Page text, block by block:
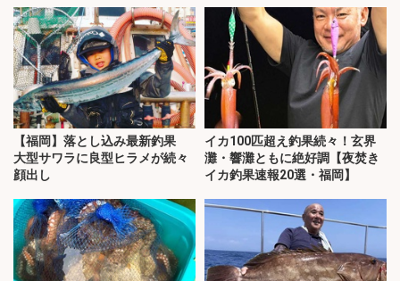
【福岡】落とし込み最新釣果
大型サワラに良型ヒラメが続々
顔出し
イカ100匹超え釣果続々！玄界
灘・響灘ともに絶好調【夜焚き
イカ釣果速報20選・福岡】